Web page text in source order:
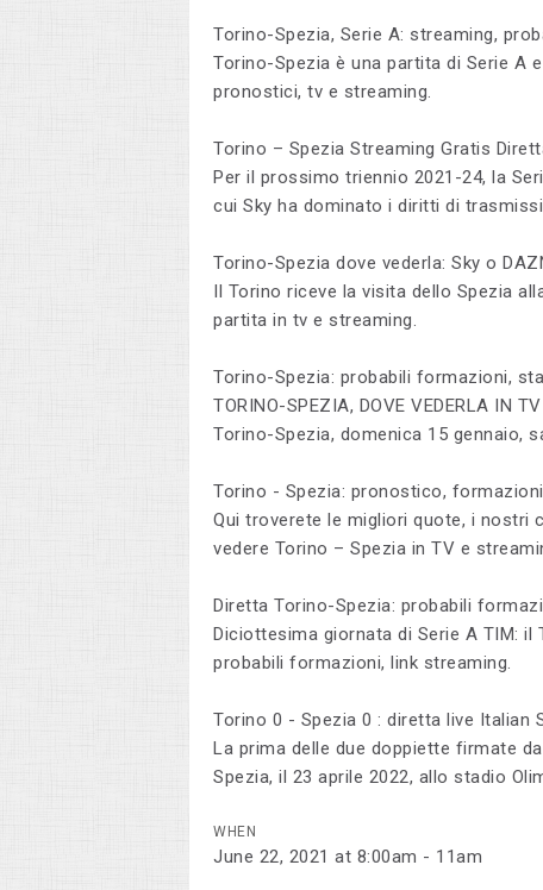
Torino-Spezia, Serie A: streaming,
Torino-Spezia è una partita di Serie A
pronostici, tv e streaming.
Torino – Spezia Streaming Gratis
Per il prossimo triennio 2021-24, la
cui Sky ha dominato i diritti di
Torino-Spezia dove vederla: Sky o
Il Torino riceve la visita dello Spezia
partita in tv e streaming.
Torino-Spezia: probabili formazioni,
TORINO-SPEZIA, DOVE VEDERLA IN
Torino-Spezia, domenica 15 gennaio,
Torino - Spezia: pronostico,
Qui troverete le migliori quote, i nostri
vedere Torino – Spezia in TV e
Diretta Torino-Spezia: probabili
Diciottesima giornata di Serie A TIM:
probabili formazioni, link streaming.
Torino 0 - Spezia 0 : diretta live Italian
La prima delle due doppiette firmate
Spezia, il 23 aprile 2022, allo stadio
WHEN
June 22, 2021 at 8:00am - 11am